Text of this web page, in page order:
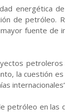
energética
de petróleo.
fuente de
la cuestión
petróleo en las